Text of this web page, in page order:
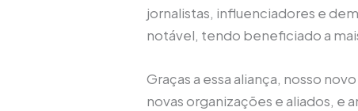
jornalistas, influenciadores e
notável, tendo beneficiado a
Graças a essa aliança, nosso
novas organizações e aliados, e